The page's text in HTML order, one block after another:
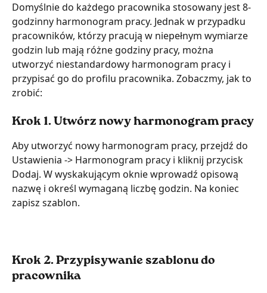
Domyślnie do każdego pracownika stosowany jest 8-
godzinny harmonogram pracy. Jednak w przypadku
pracowników, którzy pracują w niepełnym wymiarze
godzin lub mają różne godziny pracy, można
utworzyć niestandardowy harmonogram pracy i
przypisać go do profilu pracownika. Zobaczmy, jak to
zrobić:
Krok 1. Utwórz nowy harmonogram pracy
Aby utworzyć nowy harmonogram pracy, przejdź do
Ustawienia -> Harmonogram pracy i kliknij przycisk
Dodaj. W wyskakującym oknie wprowadź opisową
nazwę i określ wymaganą liczbę godzin. Na koniec
zapisz szablon.
Krok 2. Przypisywanie szablonu do
pracownika